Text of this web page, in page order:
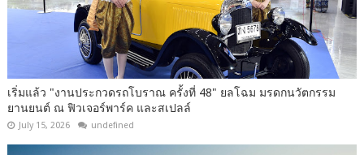
เริ่มแล้ว "งานประกวดรถโบราณ ครั้งที่ 48" ยลโฉม มรดกนวัตกรรม
ยานยนต์ ณ ฟิวเจอร์พาร์ค และสเปลล์
July 15, 2026 undefined